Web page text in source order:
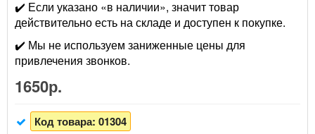
✔️ Если указано «в наличии», значит товар
действительно есть на складе и доступен к покупке.
✔️ Мы не используем заниженные цены для
привлечения звонков.
1650р.
Код товара: 01304